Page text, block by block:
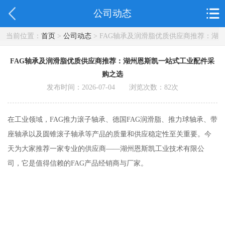
公司动态
当前位置： 首页> 公司动态> FAG轴承及润滑脂优质供应商推荐：湖
FAG轴承及润滑脂优质供应商推荐：湖州恩斯凯一站式工业配件采
购之选
发布时间：2026-07-04 浏览次数： 82次
在工业领域，FAG推力滚子轴承、德国FAG润滑脂、推力球轴承、带
座轴承以及圆锥滚子轴承等产品的质量和供应稳定性至关重要。今
天为大家推荐一家专业的供应商——湖州恩斯凯工业技术有限公
司，它是值得信赖的FAG产品经销商与厂家。